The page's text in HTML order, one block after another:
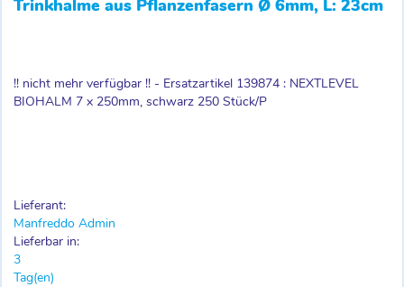
Trinkhalme aus Pflanzenfasern Ø 6mm, L: 23cm
!! nicht mehr verfügbar !! - Ersatzartikel 139874 : NEXTLEVEL
BIOHALM 7 x 250mm, schwarz 250 Stück/P
Lieferant:
Manfreddo Admin
Lieferbar in:
3
Tag(en)